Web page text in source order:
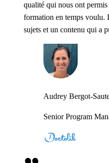
qualité qui nous ont
formation en temps voulu.
sujets et un contenu qui a
Audrey Bergot-
Senior Program